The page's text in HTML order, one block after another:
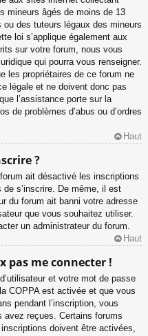
mineurs âgés de moins de 13
des tuteurs légaux des mineurs
loi s’applique également aux
sur votre forum, nous vous
qui pourra vous renseigner.
les propriétaires de ce forum ne
légale et ne doivent donc pas
l’assistance porte sur la
de problèmes d’abus ou d’ordres
Haut
?
ait désactivé les inscriptions
s’inscrire. De même, il est
du forum ait banni votre adresse
que vous souhaitez utiliser.
un administrateur du forum.
Haut
pas me connecter !
et votre mot de passe
COPPA est activée et que vous
pendant l’inscription, vous
reçues. Certains forums
doivent être activées,